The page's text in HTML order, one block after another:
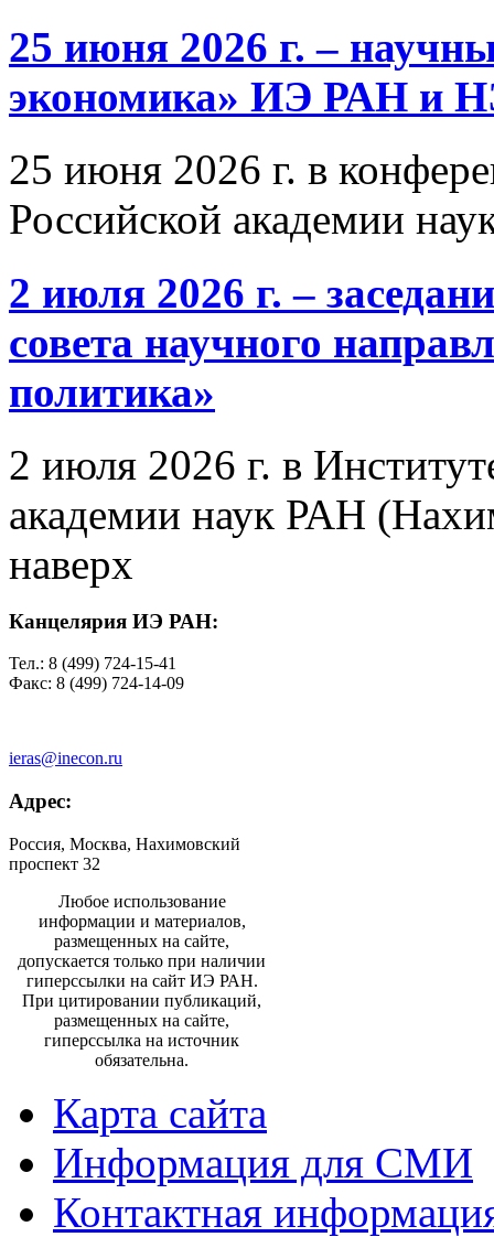
25 июня 2026 г. –
экономика» ИЭ РАН и
25 июня 2026 г. в
Российской академии
2 июля 2026 г. –
совета научного
политика»
2 июля 2026 г. в
академии наук РАН
наверх
Канцелярия ИЭ РАН:
Тел.: 8 (499) 724-15-41
Факс: 8 (499) 724-14-09
ieras@inecon.ru
Адрес:
Россия, Москва, Нахимовский
проспект 32
Любое использование
информации и материалов,
размещенных на сайте,
допускается только при наличии
гиперссылки на сайт ИЭ РАН.
При цитировании публикаций,
размещенных на сайте,
гиперссылка на источник
обязательна.
Карта сайта
Информация для СМИ
Контактная